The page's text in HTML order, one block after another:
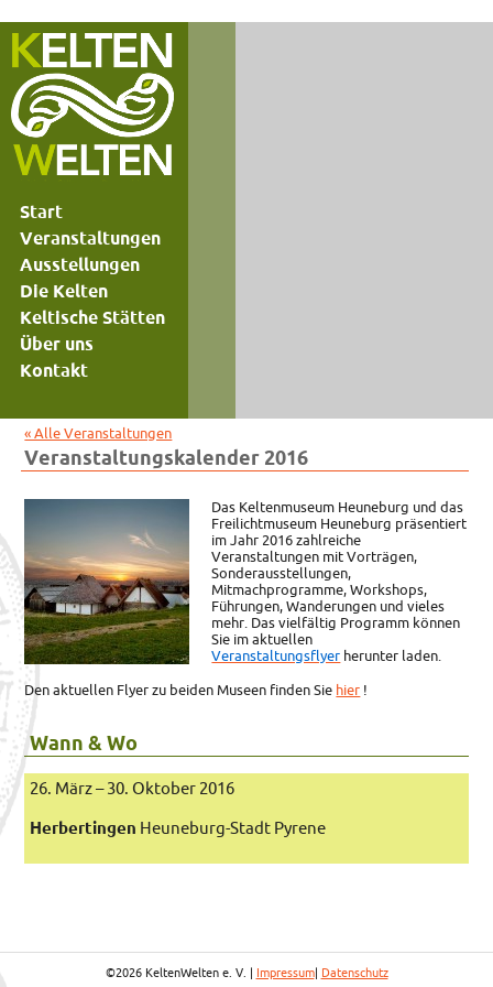
Start
Veranstaltungen
Ausstellungen
Die Kelten
Keltische Stätten
Über uns
Kontakt
« Alle Veranstaltungen
Veranstaltungskalender 2016
Das Keltenmuseum Heuneburg und das
Freilichtmuseum Heuneburg präsentiert
im Jahr 2016 zahlreiche
Veranstaltungen mit Vorträgen,
Sonderausstellungen,
Mitmachprogramme, Workshops,
Führungen, Wanderungen und vieles
mehr. Das vielfältig Programm können
Sie im aktuellen
Veranstaltungsflyer herunter laden.
Den aktuellen Flyer zu beiden Museen finden Sie hier !
Wann & Wo
26. März – 30. Oktober 2016
Herbertingen Heuneburg-Stadt Pyrene
©2026 KeltenWelten e. V. | Impressum| Datenschutz